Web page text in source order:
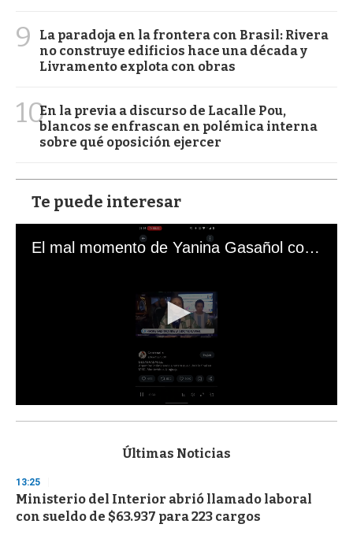
9
La paradoja en la frontera con Brasil: Rivera
no construye edificios hace una década y
Livramento explota con obras
10En la previa a discurso de Lacalle Pou,
blancos se enfrascan en polémica interna
sobre qué oposición ejercer
Te puede interesar
El mal momento de Yanina Gasañol con un hincha argentino en "Subrayado"
s
d
s
o
f
Últimas Noticias
13:25
Ministerio del Interior abrió llamado laboral
con sueldo de $63.937 para 223 cargos